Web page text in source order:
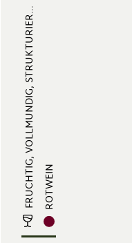
FRUCHTIG, VOLLMUNDIG, STRUKTURIER... ROTWEIN